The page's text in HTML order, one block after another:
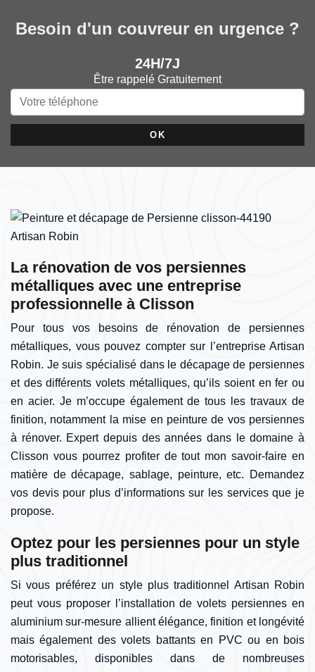
Besoin d'un couvreur en urgence ?
24H/7J
Être rappelé Gratuitement
La rénovation de vos persiennes
métalliques avec une entreprise
professionnelle à Clisson
Pour tous vos besoins de rénovation de persiennes
métalliques, vous pouvez compter sur l’entreprise Artisan
Robin. Je suis spécialisé dans le décapage de persiennes
et des différents volets métalliques, qu’ils soient en fer ou
en acier. Je m’occupe également de tous les travaux de
finition, notamment la mise en peinture de vos persiennes
à rénover. Expert depuis des années dans le domaine à
Clisson vous pourrez profiter de tout mon savoir-faire en
matière de décapage, sablage, peinture, etc. Demandez
vos devis pour plus d’informations sur les services que je
propose.
Optez pour les persiennes pour un style
plus traditionnel
Si vous préférez un style plus traditionnel Artisan Robin
peut vous proposer l’installation de volets persiennes en
aluminium sur-mesure allient élégance, finition et longévité
mais également des volets battants en PVC ou en bois
motorisables, disponibles dans de nombreuses